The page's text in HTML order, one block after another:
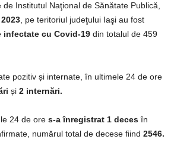
Institutul Naţional de Sănătate Publică,
, pe teritoriul judeţului Iaşi au fost
infectate cu Covid-19 din totalul de 459
pozitiv și internate, în ultimele 24 de ore
și 2 internări.
24 de ore s-a înregistrat 1 deces în
numărul total de decese fiind 2546.